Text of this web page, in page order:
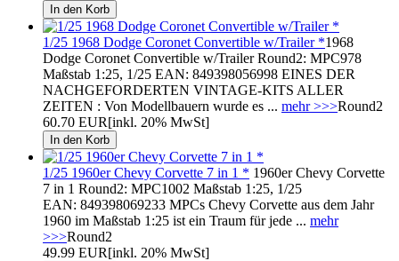
1/25 1968 Dodge Coronet Convertible w/Trailer *1968
Dodge Coronet Convertible w/Trailer Round2: MPC978
Maßstab 1:25, 1/25 EAN: 849398056998 EINES DER
NACHGEFORDERTEN VINTAGE-KITS ALLER
ZEITEN : Von Modellbauern wurde es ... mehr >>>Round2
60.70 EUR[inkl. 20% MwSt]
1/25 1960er Chevy Corvette 7 in 1 * 1960er Chevy Corvette
7 in 1 Round2: MPC1002 Maßstab 1:25, 1/25
EAN: 849398069233 MPCs Chevy Corvette aus dem Jahr
1960 im Maßstab 1:25 ist ein Traum für jede ... mehr
>>>Round2
49.99 EUR[inkl. 20% MwSt]